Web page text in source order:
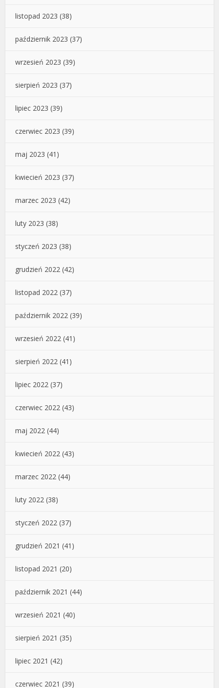
listopad 2023 (38)
październik 2023 (37)
wrzesień 2023 (39)
sierpień 2023 (37)
lipiec 2023 (39)
czerwiec 2023 (39)
maj 2023 (41)
kwiecień 2023 (37)
marzec 2023 (42)
luty 2023 (38)
styczeń 2023 (38)
grudzień 2022 (42)
listopad 2022 (37)
październik 2022 (39)
wrzesień 2022 (41)
sierpień 2022 (41)
lipiec 2022 (37)
czerwiec 2022 (43)
maj 2022 (44)
kwiecień 2022 (43)
marzec 2022 (44)
luty 2022 (38)
styczeń 2022 (37)
grudzień 2021 (41)
listopad 2021 (20)
październik 2021 (44)
wrzesień 2021 (40)
sierpień 2021 (35)
lipiec 2021 (42)
czerwiec 2021 (39)